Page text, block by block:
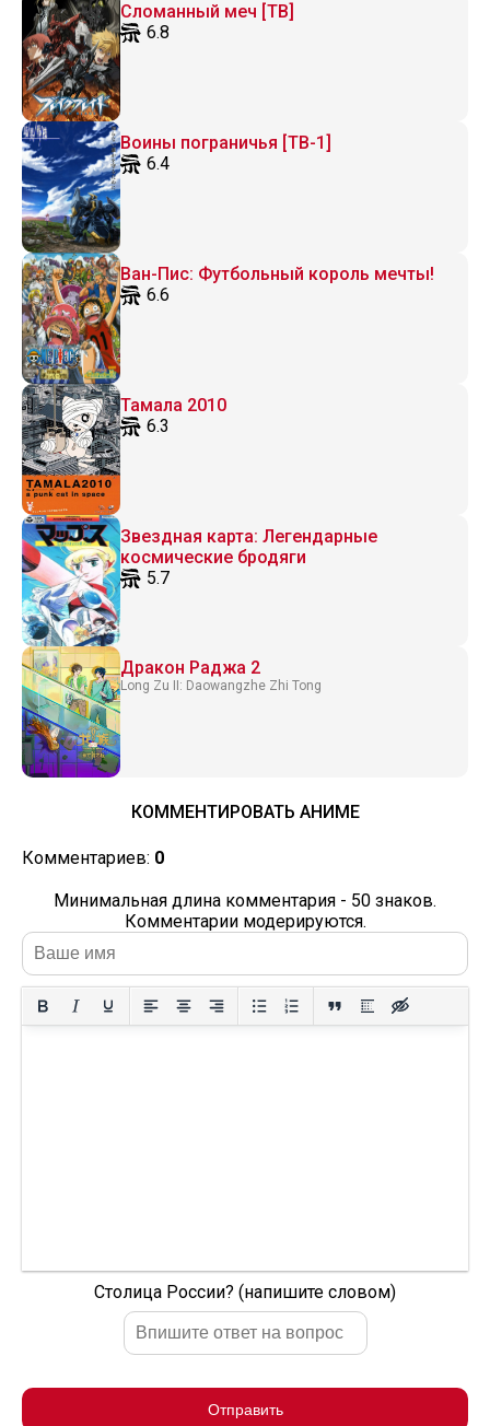
Сломанный меч [ТВ]
6.8
Воины пограничья [ТВ-1]
6.4
Ван-Пис: Футбольный король мечты!
6.6
Тамала 2010
6.3
Звездная карта: Легендарные
космические бродяги
5.7
Дракон Раджа 2
Long Zu II: Daowangzhe Zhi Tong
КОММЕНТИРОВАТЬ АНИМЕ
Комментариев: 0
Минимальная длина комментария - 50 знаков.
Комментарии модерируются.
Столица России? (напишите словом)
Отправить